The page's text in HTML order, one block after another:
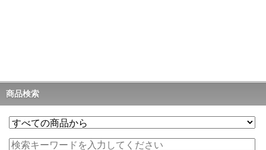
商品検索